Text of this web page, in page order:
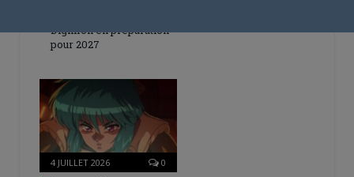
Digimon en préparation
pour 2027
4 JUILLET 2026 0